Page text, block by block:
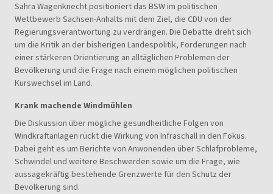
Sahra Wagenknecht positioniert das BSW im politischen
Wettbewerb Sachsen-Anhalts mit dem Ziel, die CDU von der
Regierungsverantwortung zu verdrängen. Die Debatte dreht sich
um die Kritik an der bisherigen Landespolitik, Forderungen nach
einer stärkeren Orientierung an alltäglichen Problemen der
Bevölkerung und die Frage nach einem möglichen politischen
Kurswechsel im Land.
Krank machende Windmühlen
Die Diskussion über mögliche gesundheitliche Folgen von
Windkraftanlagen rückt die Wirkung von Infraschall in den Fokus.
Dabei geht es um Berichte von Anwonenden über Schlafprobleme,
Schwindel und weitere Beschwerden sowie um die Frage, wie
aussagekräftig bestehende Grenzwerte für den Schutz der
Bevölkerung sind.